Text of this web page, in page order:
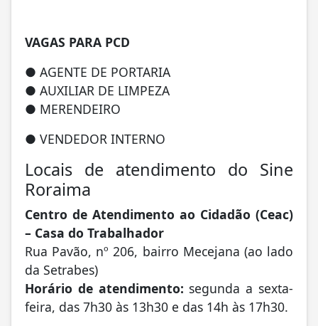
VAGAS PARA PCD
● AGENTE DE PORTARIA
● AUXILIAR DE LIMPEZA
● MERENDEIRO
● VENDEDOR INTERNO
Locais de atendimento do Sine
Roraima
Centro de Atendimento ao Cidadão (Ceac)
– Casa do Trabalhador
Rua Pavão, nº 206, bairro Mecejana (ao lado
da Setrabes)
Horário de atendimento: segunda a sexta-
feira, das 7h30 às 13h30 e das 14h às 17h30.